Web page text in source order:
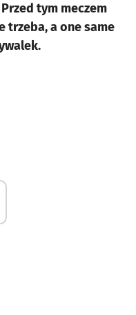
tym meczem
trzeba, a one same